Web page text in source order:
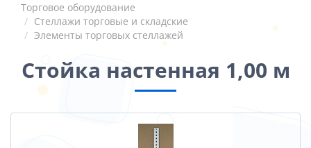
Торговое оборудование
Стеллажи торговые и складские
Элементы торговых стеллажей
Стойка настенная 1,00 м